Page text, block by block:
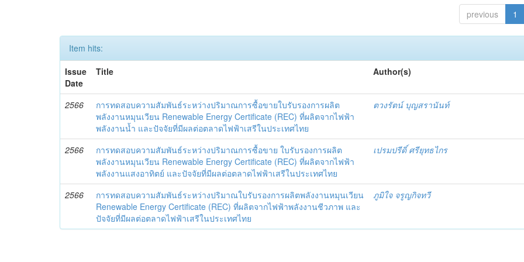
previous 1
Item hits:
Issue
Date
Title Author(s)
2566
การทดสอบความสัมพันธ์ระหว่างปริมาณการซื้อขายใบรับรองการผลิต
พลังงานหมุนเวียน Renewable Energy Certificate (REC) ที่ผลิตจากไฟฟ้า
พลังงานน้ำ และปัจจัยที่มีผลต่อตลาดไฟฟ้าเสรีในประเทศไทย
ตวงรัตน์ บุญสรานันท์
2566
การทดสอบความสัมพันธ์ระหว่างปริมาณการซื้อขาย ใบรับรองการผลิต
พลังงานหมุนเวียน Renewable Energy Certificate (REC) ที่ผลิตจากไฟฟ้า
พลังงานแสงอาทิตย์ และปัจจัยที่มีผลต่อตลาดไฟฟ้าเสรีในประเทศไทย
เปรมปรีดิ์ ศรียุทธไกร
2566
การทดสอบความสัมพันธ์ระหว่างปริมาณใบรับรองการผลิตพลังงานหมุนเวียน
Renewable Energy Certificate (REC) ที่ผลิตจากไฟฟ้าพลังงานชีวภาพ และ
ปัจจัยที่มีผลต่อตลาดไฟฟ้าเสรีในประเทศไทย
ภูมิใจ จรูญกิจทวี